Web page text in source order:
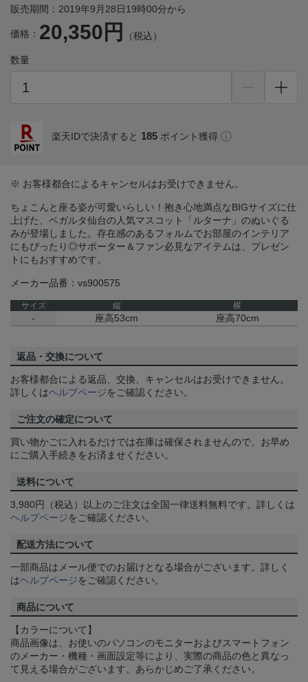
販売期間：2019年9月28日19時00分から
価格： 20,350円 （税込）
数量
楽天IDで決済すると 185 ポイント獲得
※ お客様都合によるキャンセルはお受けできません。
ちょこんと座る姿が可愛いらしい！抱き心地満点なBIGサイズに仕
上げた、ベガルタ仙台の人気マスコット「ルターナ」のぬいぐる
みが登場しました。存在感のあるフォルムでお部屋のインテリア
にもぴったり◎サポーター＆ファン必見なアイテムは、プレゼン
トにもおすすめです。
メーカー品番：vs900575
サイズ 縦 横
- 座高53cm 座高70cm
返品・交換について
お客様都合による返品、交換、キャンセルはお受けできません。
詳しくはヘルプページをご確認ください。
ご注文の確定について
買い物かごに入れるだけでは在庫は確保されませんので、お早め
にご購入手続きをお済ませください。
送料について
3,980円（税込）以上のご注文は全国一律送料無料です。詳しくは
ヘルプページをご確認ください。
配送方法について
一部商品はメール便でのお届けとなる場合がございます。詳しく
はヘルプページをご確認ください。
商品について
【カラーについて】
商品画像は、お使いのパソコンのモニターおよびスマートフォン
のメーカー・機種・画面設定等により、実際の商品の色と異なっ
て見える場合がございます。あらかじめご了承ください。